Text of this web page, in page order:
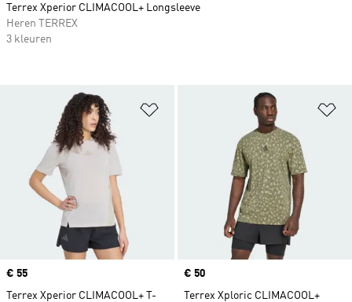
Op verlanglijst zetten
Price
€ 55
Terrex Xperior CLIMACOOL+ T-
Price
€ 50
Terrex Xploric CLIMACOOL+
Terrex Xperior CLIMACOOL+ Longsleeve
Heren TERREX
3 kleuren